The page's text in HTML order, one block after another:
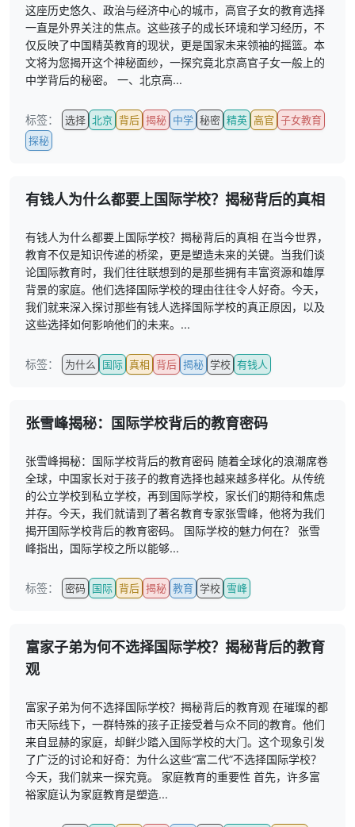
这座历史悠久、政治与经济中心的城市，高官子女的教育选择
一直是外界关注的焦点。这些孩子的成长环境和学习经历，不
仅反映了中国精英教育的现状，更是国家未来领袖的摇篮。本
文将为您揭开这个神秘面纱，一探究竟北京高官子女一般上的
中学背后的秘密。 一、北京高...
标签： 选择 北京 背后 揭秘 中学 秘密 精英 高官 子女教育
探秘
有钱人为什么都要上国际学校？揭秘背后的真相
有钱人为什么都要上国际学校？揭秘背后的真相 在当今世界，
教育不仅是知识传递的桥梁，更是塑造未来的关键。当我们谈
论国际教育时，我们往往联想到的是那些拥有丰富资源和雄厚
背景的家庭。他们选择国际学校的理由往往令人好奇。今天，
我们就来深入探讨那些有钱人选择国际学校的真正原因，以及
这些选择如何影响他们的未来。...
标签： 为什么 国际 真相 背后 揭秘 学校 有钱人
张雪峰揭秘：国际学校背后的教育密码
张雪峰揭秘：国际学校背后的教育密码 随着全球化的浪潮席卷
全球，中国家长对于孩子的教育选择也越来越多样化。从传统
的公立学校到私立学校，再到国际学校，家长们的期待和焦虑
并存。今天，我们就请到了著名教育专家张雪峰，他将为我们
揭开国际学校背后的教育密码。 国际学校的魅力何在？ 张雪
峰指出，国际学校之所以能够...
标签： 密码 国际 背后 揭秘 教育 学校 雪峰
富家子弟为何不选择国际学校？揭秘背后的教育
观
富家子弟为何不选择国际学校？揭秘背后的教育观 在璀璨的都
市天际线下，一群特殊的孩子正接受着与众不同的教育。他们
来自显赫的家庭，却鲜少踏入国际学校的大门。这个现象引发
了广泛的讨论和好奇：为什么这些“富二代”不选择国际学校？
今天，我们就来一探究竟。 家庭教育的重要性 首先，许多富
裕家庭认为家庭教育是塑造...